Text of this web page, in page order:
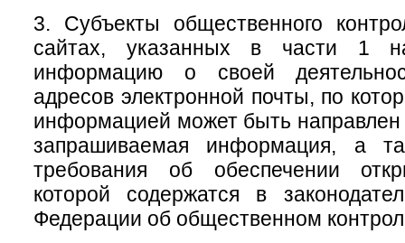
3. Субъекты общественного
сайтах, указанных в части 1
информацию о своей
адресов электронной почты, по
информацией может быть направлен
запрашиваемая информация, а
требования об обеспечении
которой содержатся в
Федерации об общественном